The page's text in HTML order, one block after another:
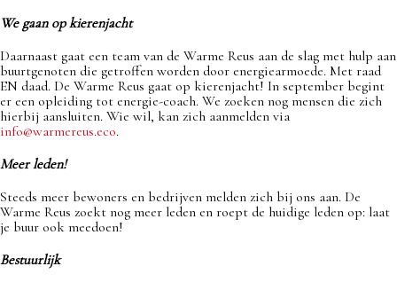
We gaan op kierenjacht
Daarnaast gaat een team van de Warme Reus aan de slag met hulp aan
buurtgenoten die getroffen worden door energiearmoede. Met raad
EN daad. De Warme Reus gaat op kierenjacht! In september begint
er een opleiding tot energie-coach. We zoeken nog mensen die zich
hierbij aansluiten. Wie wil, kan zich aanmelden via
info@warmereus.eco.
Meer leden!
Steeds meer bewoners en bedrijven melden zich bij ons aan. De
Warme Reus zoekt nog meer leden en roept de huidige leden op: laat
je buur ook meedoen!
Bestuurlijk